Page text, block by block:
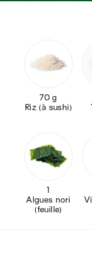
70 g
Riz (à sushi)
1
Algues nori
(feuille)
Vinaigre de